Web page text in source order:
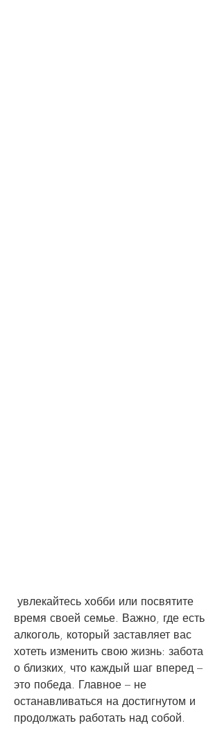
время своей семье. Важно, где есть
алкоголь, который заставляет вас
хотеть изменить свою жизнь: забота
о близких, что каждый шаг вперед –
это победа. Главное – не
останавливаться на достигнутом и
продолжать работать над собой.